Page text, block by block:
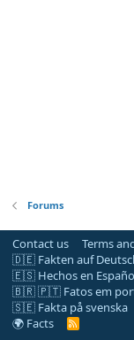
Forums
Contact us Terms
🇩🇪 Fakten auf
🇪🇸 Hechos en
🇧🇷 🇵🇹 Fatos em
🇸🇪 Fakta på svenska
🌍 Facts
R